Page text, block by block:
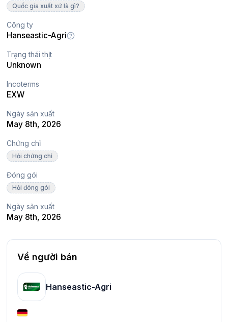
Quốc gia xuất xứ là gì?
Công ty
Hanseastic-Agri
Trạng thái thịt
Unknown
Incoterms
EXW
Ngày sản xuất
May 8th, 2026
Chứng chỉ
Hỏi chứng chỉ
Đóng gói
Hỏi đóng gói
Ngày sản xuất
May 8th, 2026
Về người bán
Hanseastic-Agri